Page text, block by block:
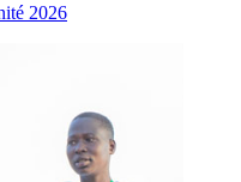
2026